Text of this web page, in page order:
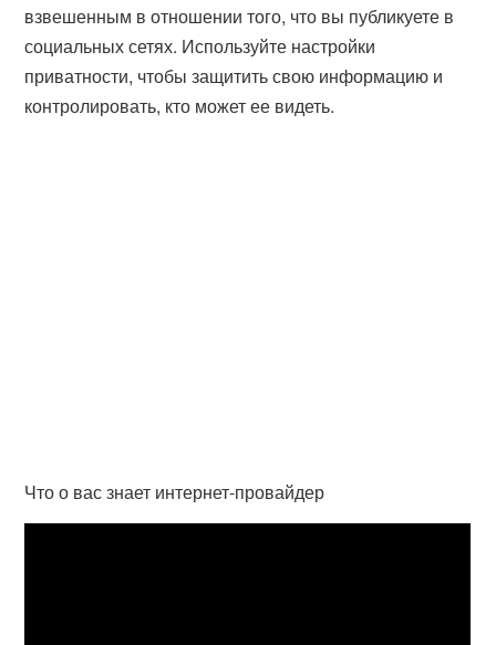
взвешенным в отношении того, что вы публикуете в
социальных сетях. Используйте настройки
приватности, чтобы защитить свою информацию и
контролировать, кто может ее видеть.
Что о вас знает интернет-провайдер